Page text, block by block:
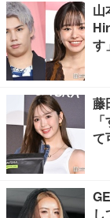
山
す」
藤
て